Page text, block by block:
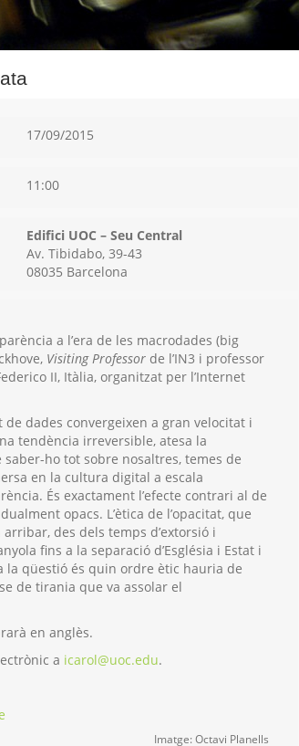
17/09/2015
11:00
Edifici UOC – Seu Central
Av. Tibidabo, 39-43
08035 Barcelona
a l’era de les macrodades (big
Visiting Professor de l’IN3 i professor
II, Itàlia, organitzat per l’Internet
dades convergeixen a gran velocitat i
tendència irreversible, atesa la
ho tot sobre nosaltres, temes de
en la cultura digital a escala
És exactament l’efecte contrari al de
opacs. L’ètica de l’opacitat, que
des dels temps d’extorsió i
fins a la separació d’Església i Estat i
la qüestió és quin ordre ètic hauria de
de tirania que va assolar el
en anglès.
a icarol@uoc.edu.
Imatge: Octavi Planells